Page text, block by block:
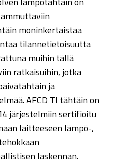
moninkertaistaa
tilannetietoisuutta
muihin tällä
ratkaisuihin, jotka
ja
AFCD TI tähtäin on
järjestelmiin sertifioitu
laitteeseen lämpö-,
laskennan.